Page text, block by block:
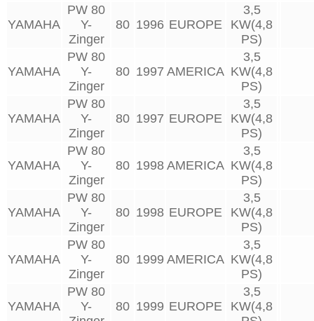
YAMAHA
PW 80
Y-
Zinger
80 1996 EUROPE
3,5
KW(4,8
PS)
YAMAHA
PW 80
Y-
Zinger
80 1997 AMERICA
3,5
KW(4,8
PS)
YAMAHA
PW 80
Y-
Zinger
80 1997 EUROPE
3,5
KW(4,8
PS)
YAMAHA
PW 80
Y-
Zinger
80 1998 AMERICA
3,5
KW(4,8
PS)
YAMAHA
PW 80
Y-
Zinger
80 1998 EUROPE
3,5
KW(4,8
PS)
YAMAHA
PW 80
Y-
Zinger
80 1999 AMERICA
3,5
KW(4,8
PS)
YAMAHA
PW 80
Y-
80 1999 EUROPE
3,5
KW(4,8